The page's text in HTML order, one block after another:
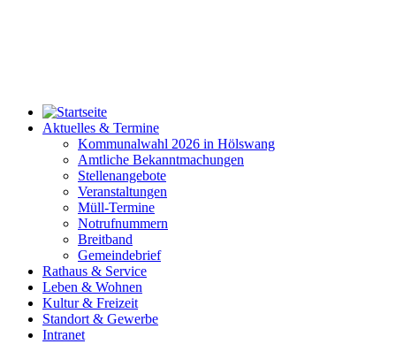
Aktuelles & Termine
Kommunalwahl 2026 in Hölswang
Amtliche Bekanntmachungen
Stellenangebote
Veranstaltungen
Müll-Termine
Notrufnummern
Breitband
Gemeindebrief
Rathaus & Service
Leben & Wohnen
Kultur & Freizeit
Standort & Gewerbe
Intranet